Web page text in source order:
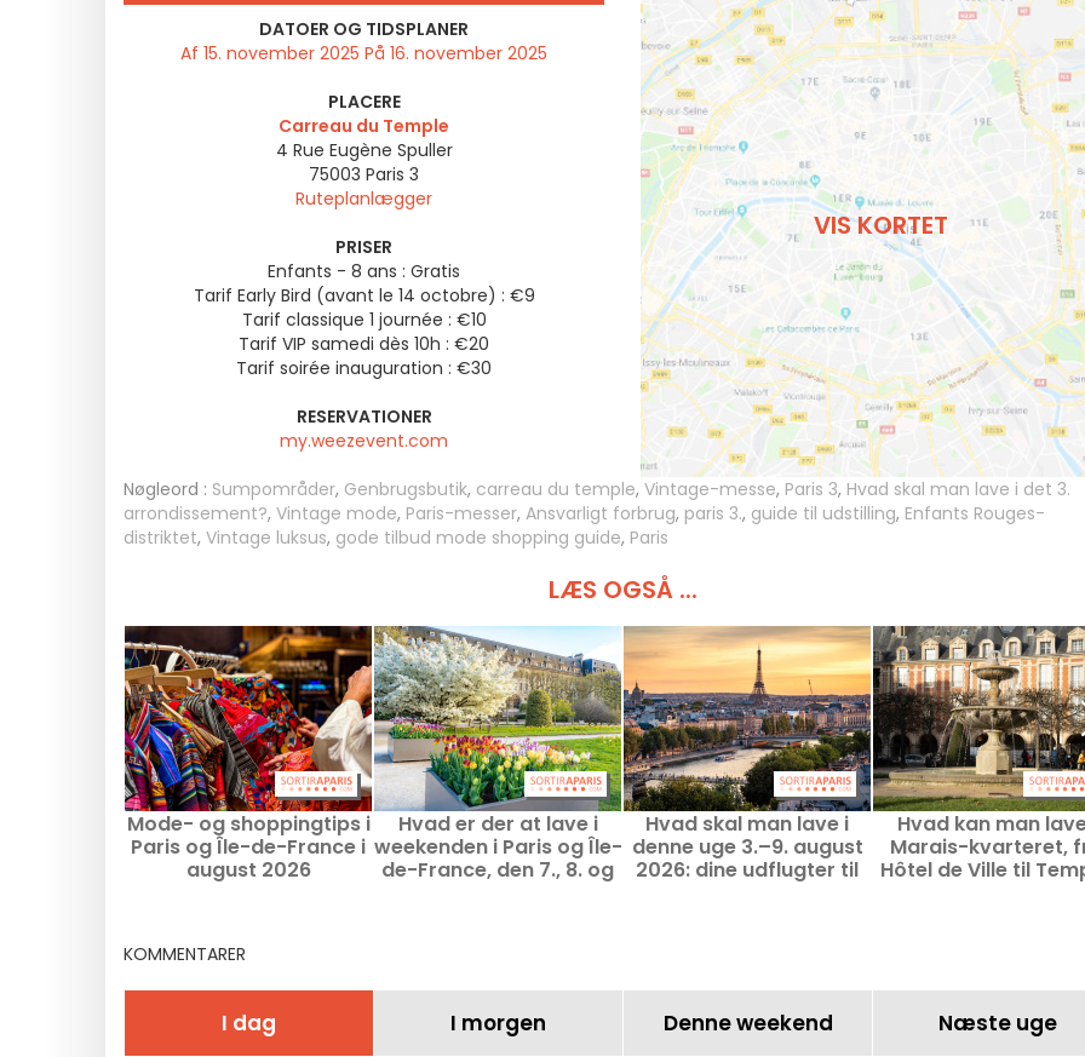
DATOER OG TIDSPLANER
Af 15. november 2025 På 16. november 2025
PLACERE
Carreau du Temple
4 Rue Eugène Spuller
75003 Paris 3
Ruteplanlægger
PRISER
Enfants - 8 ans : Gratis
Tarif Early Bird (avant le 14 octobre) : €9
Tarif classique 1 journée : €10
Tarif VIP samedi dès 10h : €20
Tarif soirée inauguration : €30
RESERVATIONER
my.weezevent.com
VIS KORTET
Nøgleord : Sumpområder, Genbrugsbutik, carreau du temple, Vintage-messe, Paris 3, Hvad skal man lave i det 3.
arrondissement?, Vintage mode, Paris-messer, Ansvarligt forbrug, paris 3., guide til udstilling, Enfants Rouges-
distriktet, Vintage luksus, gode tilbud mode shopping guide, Paris
LÆS OGSÅ ...
Mode- og shoppingtips i
Paris og Île-de-France i
august 2026
Hvad er der at lave i
weekenden i Paris og Île-
de-France, den 7., 8. og
Hvad skal man lave i
denne uge 3.–9. august
2026: dine udflugter til
Hvad kan man
Marais-kvarteret,
Hôtel de Ville til
KOMMENTARER
I dag I morgen Denne weekend Næste uge